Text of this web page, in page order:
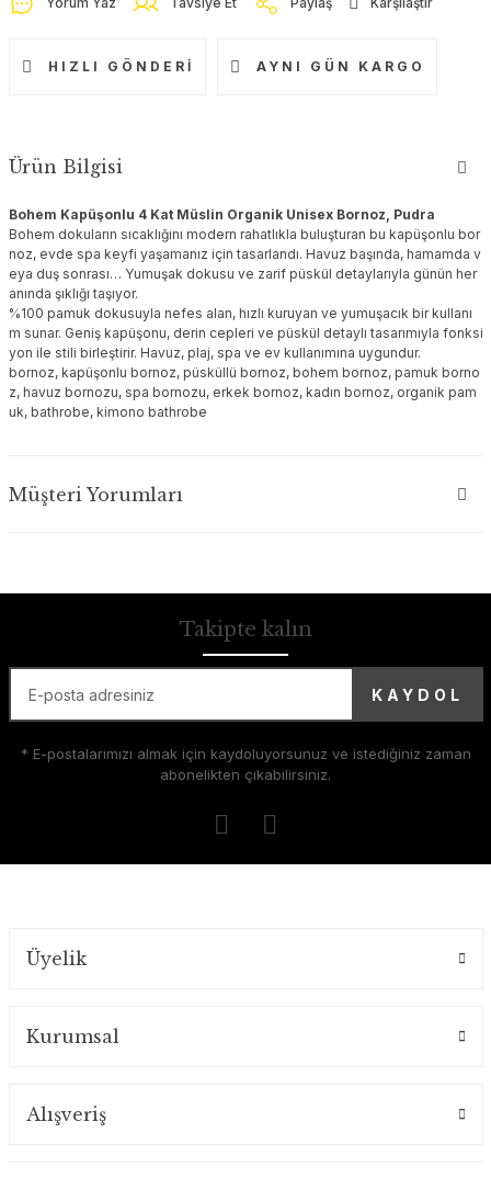
HIZLI GÖNDERI AYNI GÜN KARGO
Ürün Bilgisi
Bohem Kapüşonlu 4 Kat Müslin Organik Unisex Bornoz, Pudra
Bohem dokuların sıcaklığını modern rahatlıkla buluşturan bu kapüşonlu bor
noz, evde spa keyfi yaşamanız için tasarlandı. Havuz başında, hamamda v
eya duş sonrası… Yumuşak dokusu ve zarif püskül detaylarıyla günün her
anında şıklığı taşıyor.
%100 pamuk dokusuyla nefes alan, hızlı kuruyan ve yumuşacık bir kullanı
m sunar. Geniş kapüşonu, derin cepleri ve püskül detaylı tasarımıyla fonksi
yon ile stili birleştirir. Havuz, plaj, spa ve ev kullanımına uygundur.
bornoz, kapüşonlu bornoz, püsküllü bornoz, bohem bornoz, pamuk borno
z, havuz bornozu, spa bornozu, erkek bornoz, kadın bornoz, organik pam
uk, bathrobe, kimono bathrobe
Müşteri Yorumları
Takipte kalın
KAYDOL
* E-postalarımızı almak için kaydoluyorsunuz ve istediğiniz zaman
abonelikten çıkabilirsiniz.
Üyelik
Kurumsal
Alışveriş